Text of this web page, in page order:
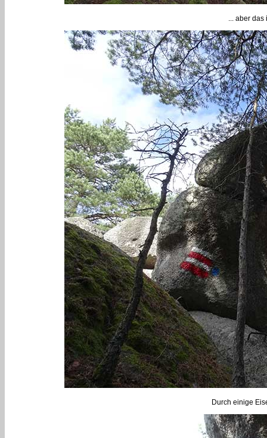
... aber das
Durch einige